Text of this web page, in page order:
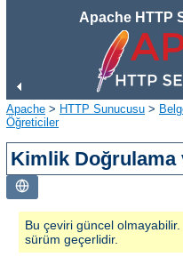
Apache HTTP
Apache > HTTP Sunucusu >
Öğreticiler
Kimlik Doğrulama
Bu çeviri güncel
sürüm geçerlidir.